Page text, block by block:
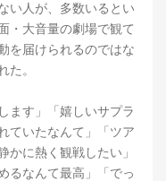
い人が、多数いるとい
・大音量の劇場で観て
を届けられるのではな
た。
ます」「嬉しいサプラ
ていたなんて」「ツア
かに熱く観戦したい」
るなんて最高」「でっ